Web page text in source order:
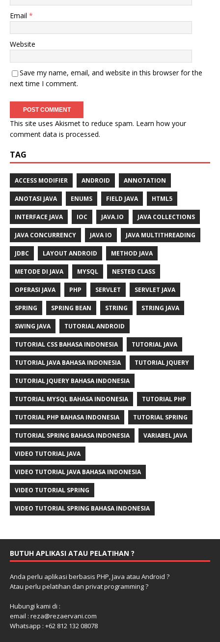
Email *
Website
Save my name, email, and website in this browser for the
next time I comment.
This site uses Akismet to reduce spam. Learn how your
comment data is processed.
TAG
ACCESS MODIFIER ANDROID ANNOTATION
ANOTASI JAVA ENUMS FIELD JAVA HTML5
INTERFACE JAVA IOC JAVA.IO JAVA COLLECTIONS
JAVA CONCURRENCY JAVA IO JAVA MULTITHREADING
JDBC LAYOUT ANDROID METHOD JAVA
METODE DI JAVA MYSQL NESTED CLASS
OPERASI JAVA PHP SERVLET SERVLET JAVA
SPRING SPRING BEAN STRING STRING JAVA
SWING JAVA TUTORIAL ANDROID
TUTORIAL CSS BAHASA INDONESIA TUTORIAL JAVA
TUTORIAL JAVA BAHASA INDONESIA TUTORIAL JQUERY
TUTORIAL JQUERY BAHASA INDONESIA
TUTORIAL MYSQL BAHASA INDONESIA TUTORIAL PHP
TUTORIAL PHP BAHASA INDONESIA TUTORIAL SPRING
TUTORIAL SPRING BAHASA INDONESIA VARIABEL JAVA
VIDEO TUTORIAL JAVA
VIDEO TUTORIAL JAVA BAHASA INDONESIA
VIDEO TUTORIAL SPRING
VIDEO TUTORIAL SPRING BAHASA INDONESIA
BUTUH APLIKASI ATAU PELATIHAN ?
Anda perlu aplikasi berbasis PHP, Java atau Android ?
Atau perlu pelatihan dan privat programming ?
Hubungi kami di :
email : reza@rezaervani.com
Whatsapp : +62 812 132 08078